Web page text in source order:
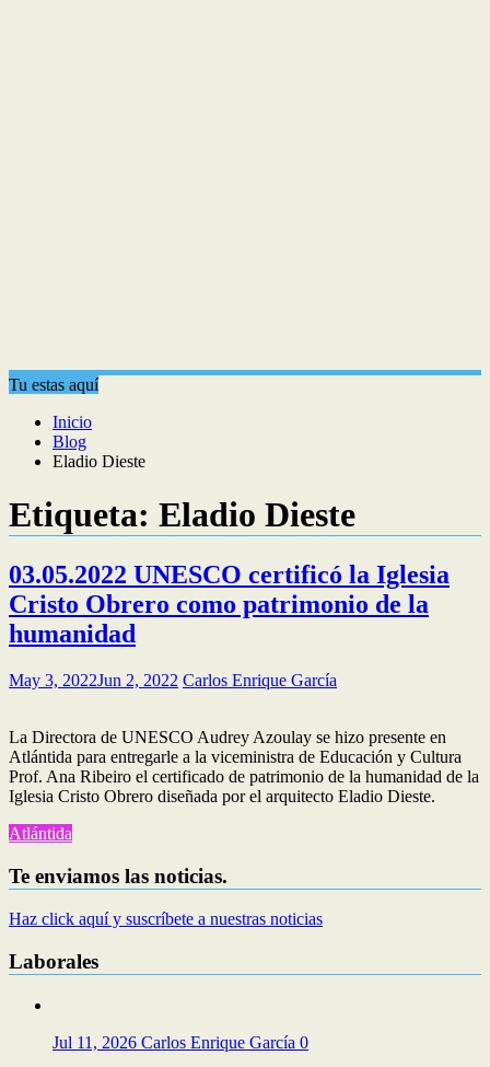
Tu estas aquí
Inicio
Blog
Eladio Dieste
Etiqueta: Eladio Dieste
03.05.2022 UNESCO certificó la Iglesia
Cristo Obrero como patrimonio de la
humanidad
May 3, 2022Jun 2, 2022 Carlos Enrique García
La Directora de UNESCO Audrey Azoulay se hizo presente en
Atlántida para entregarle a la viceministra de Educación y Cultura
Prof. Ana Ribeiro el certificado de patrimonio de la humanidad de la
Iglesia Cristo Obrero diseñada por el arquitecto Eladio Dieste.
Atlántida
Te enviamos las noticias.
Haz click aquí y suscríbete a nuestras noticias
Laborales
Jul 11, 2026 Carlos Enrique García 0